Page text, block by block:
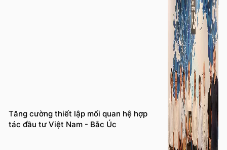
Tăng cường thiết lập mối quan hệ hợp
tác đầu tư Việt Nam - Bắc Úc